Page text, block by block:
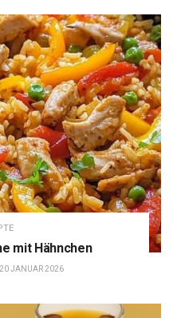
mit Hähnchen
20 JANUAR 2026